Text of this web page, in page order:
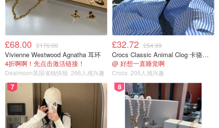
撑、绳索面拉。最后记得放松肩背胸部。
任何运动都要记得结束后拉伸！拉伸！拉伸！重要的事情说
三遍‼️最后就是养成运动习惯啦，运动多多，才能保持皮肤
好好哟！
创作新赛季 对抗过敏季
£68.00 £170.00
Vivienne Westwood Agnatha 耳环
4折啊啊！先点击激活链接！
Dealmoon英国省钱快报 266人感兴趣
£32.72 £54.99
Crocs Classic Animal Clog 卡骆驰动物印花洞洞鞋
@ 好想一直睡觉啊
Crocs 205人感兴趣
7 8